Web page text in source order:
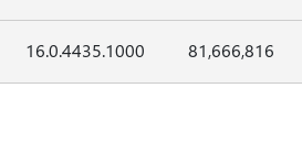
16.0.4435.1000 81,666,816